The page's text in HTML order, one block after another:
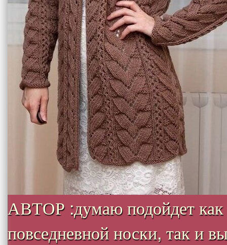
АВТОР :думаю подойдет как
повседневной носки, так и